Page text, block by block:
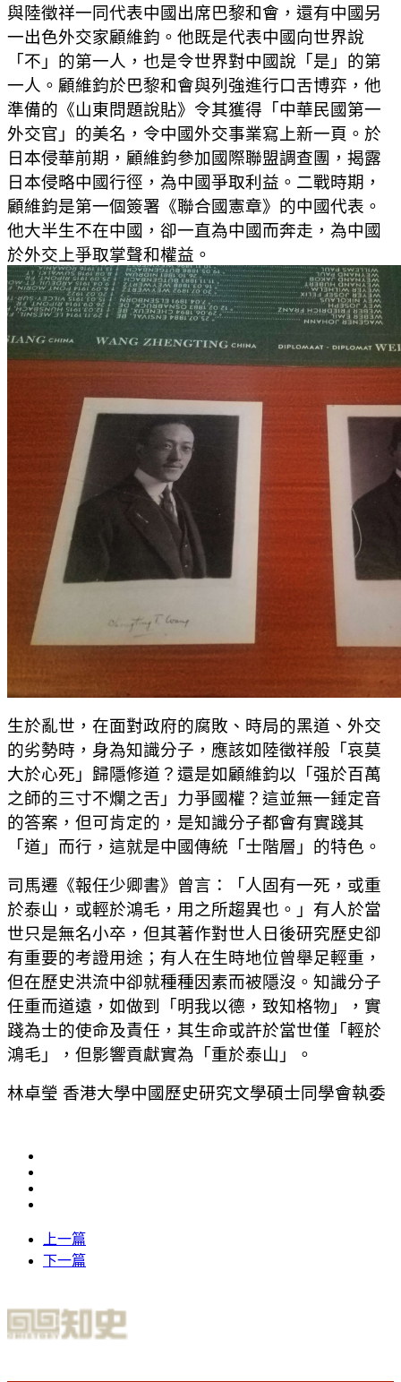
與陸徵祥一同代表中國出席巴黎和會，還有中國另
一出色外交家顧維鈞。他既是代表中國向世界說
「不」的第一人，也是令世界對中國說「是」的第
一人。顧維鈞於巴黎和會與列強進行口舌博弈，他
準備的《山東問題說貼》令其獲得「中華民國第一
外交官」的美名，令中國外交事業寫上新一頁。於
日本侵華前期，顧維鈞參加國際聯盟調查團，揭露
日本侵略中國行徑，為中國爭取利益。二戰時期，
顧維鈞是第一個簽署《聯合國憲章》的中國代表。
他大半生不在中國，卻一直為中國而奔走，為中國
於外交上爭取掌聲和權益。
生於亂世，在面對政府的腐敗、時局的黑道、外交
的劣勢時，身為知識分子，應該如陸徵祥般「哀莫
大於心死」歸隱修道？還是如顧維鈞以「强於百萬
之師的三寸不爛之舌」力爭國權？這並無一錘定音
的答案，但可肯定的，是知識分子都會有實踐其
「道」而行，這就是中國傳統「士階層」的特色。
司馬遷《報任少卿書》曾言：「人固有一死，或重
於泰山，或輕於鴻毛，用之所趨異也。」有人於當
世只是無名小卒，但其著作對世人日後研究歷史卻
有重要的考證用途；有人在生時地位曾舉足輕重，
但在歷史洪流中卻就種種因素而被隱沒。知識分子
任重而道遠，如做到「明我以德，致知格物」，實
踐為士的使命及責任，其生命或許於當世僅「輕於
鴻毛」，但影響貢獻實為「重於泰山」。
林卓瑩 香港大學中國歷史研究文學碩士同學會執委
上一篇
下一篇